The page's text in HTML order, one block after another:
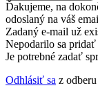
Ďakujeme, na
odoslaný na váš
Zadaný e-mail už
Nepodarilo sa pridať
Je potrebné zadať
Odhlásiť sa z